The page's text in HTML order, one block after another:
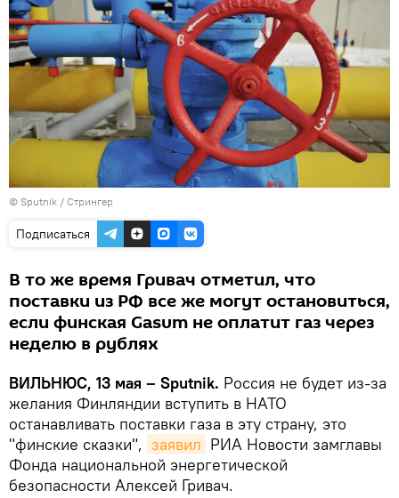
© Sputnik / Стрингер
Подписаться
В то же время Гривач отметил, что
поставки из РФ все же могут остановиться,
если финская Gasum не оплатит газ через
неделю в рублях
ВИЛЬНЮС, 13 мая – Sputnik. Россия не будет из-за
желания Финляндии вступить в НАТО
останавливать поставки газа в эту страну, это
"финские сказки", заявил РИА Новости замглавы
Фонда национальной энергетической
безопасности Алексей Гривач.